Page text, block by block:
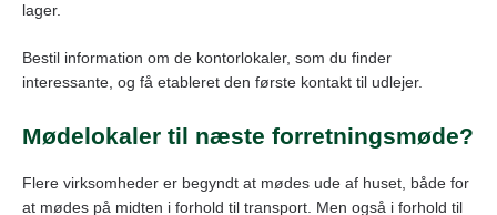
o
k
er
lager.
Bestil information om de kontorlokaler, som du finder
interessante, og få etableret den første kontakt til udlejer.
Mødelokaler til næste forretningsmøde?
Flere virksomheder er begyndt at mødes ude af huset, både for
at mødes på midten i forhold til transport. Men også i forhold til